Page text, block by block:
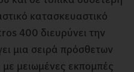
κατασκευαστικό
400 διευρύνει την
μια σειρά πρόσθετων
μειωμένες εκπομπές